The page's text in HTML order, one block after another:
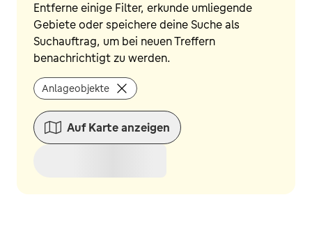
Entferne einige Filter, erkunde umliegende
Gebiete oder speichere deine Suche als
Suchauftrag, um bei neuen Treffern
benachrichtigt zu werden.
Anlageobjekte
Auf Karte anzeigen